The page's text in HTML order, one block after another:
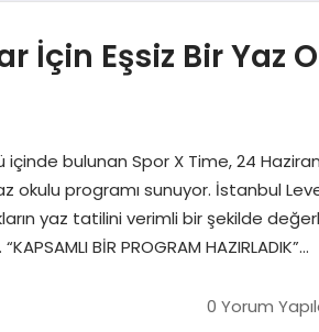
İçin Eşsiz Bir Yaz
bulunan Spor X Time, 24
programı sunuyor. İstanbul
yaz tatilini verimli bir şekilde
BİR PROGRAM HAZIRLADIK”…
0 Yorum